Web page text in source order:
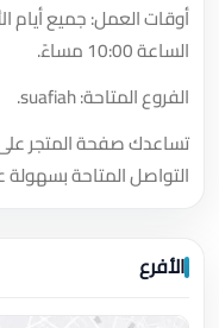
الساعة 10:00 مساءً.
الفروع المتاحة: suafiah.
تساعدك صفحة المتجر
التواصل المتاحة بسهولة
الأفرع